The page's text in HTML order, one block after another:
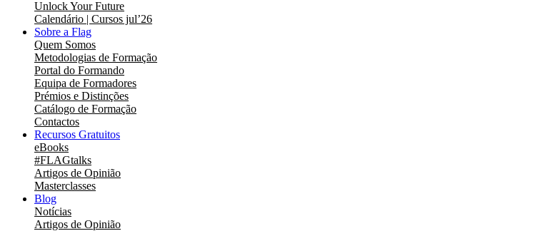
Unlock Your Future
Calendário | Cursos jul’26
Sobre a Flag
Quem Somos
Metodologias de Formação
Portal do Formando
Equipa de Formadores
Prémios e Distinções
Catálogo de Formação
Contactos
Recursos Gratuitos
eBooks
#FLAGtalks
Artigos de Opinião
Masterclasses
Blog
Notícias
Artigos de Opinião